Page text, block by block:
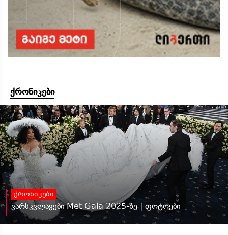
ქრონიკები
ქრონიკები
ვარსკვლავები Met Gala 2025-ზე | ფოტოები